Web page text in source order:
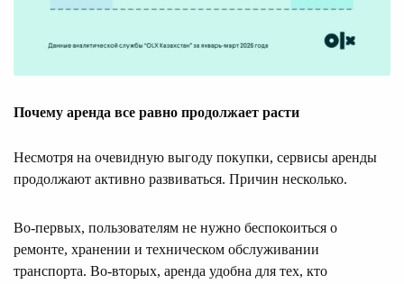
Почему аренда все равно продолжает расти
Несмотря на очевидную выгоду покупки, сервисы аренды
продолжают активно развиваться. Причин несколько.
Во-первых, пользователям не нужно беспокоиться о
ремонте, хранении и техническом обслуживании
транспорта. Во-вторых, аренда удобна для тех, кто